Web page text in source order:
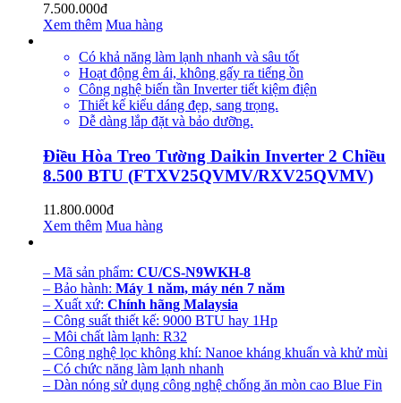
7.500.000đ
Xem thêm Mua hàng
Có khả năng làm lạnh nhanh và sâu tốt
Hoạt động êm ái, không gấy ra tiếng ồn
Công nghệ biến tần Inverter tiết kiệm điện
Thiết kế kiểu dáng đẹp, sang trọng.
Dễ dàng lắp đặt và bảo dưỡng.
Điều Hòa Treo Tường Daikin Inverter 2 Chiều
8.500 BTU (FTXV25QVMV/RXV25QVMV)
11.800.000đ
Xem thêm Mua hàng
– Mã sản phẩm: CU/CS-N9WKH-8
– Bảo hành: Máy 1 năm, máy nén 7 năm
– Xuất xứ: Chính hãng Malaysia
– Công suất thiết kế: 9000 BTU hay 1Hp
– Môi chất làm lạnh: R32
– Công nghệ lọc không khí: Nanoe kháng khuẩn và khử mùi
– Có chức năng làm lạnh nhanh
– Dàn nóng sử dụng công nghệ chống ăn mòn cao Blue Fin